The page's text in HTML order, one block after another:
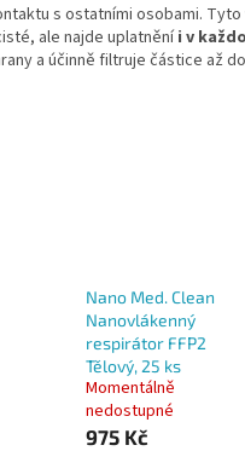
s ostatními osobami.
ale najde uplatněníi v
a účinně filtruje částice až
Nano Med. Clean
Nanovlákenný
respirátor FFP2
Tělový, 25 ks
Momentálně
nedostupné
975 Kč